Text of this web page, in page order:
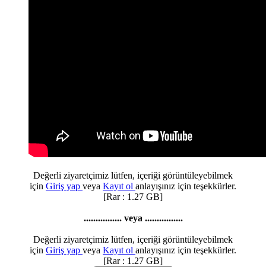
Değerli ziyaretçimiz lütfen, içeriği görüntüleyebilmek
için Giriş yap veya Kayıt ol anlayışınız için teşekkürler.
[Rar : 1.27 GB]
................ veya ................
Değerli ziyaretçimiz lütfen, içeriği görüntüleyebilmek
için Giriş yap veya Kayıt ol anlayışınız için teşekkürler.
[Rar : 1.27 GB]